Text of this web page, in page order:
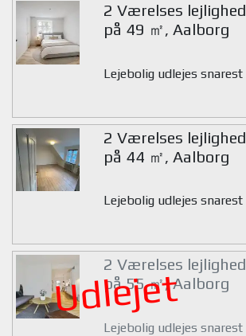
2 Værelses lejlighed
på 49 ㎡, Aalborg
Lejebolig udlejes snarest
2 Værelses lejlighed
på 44 ㎡, Aalborg
Lejebolig udlejes snarest
Udlejet
2 Værelses lejlighed
på 55 ㎡, Aalborg
Lejebolig udlejes snarest